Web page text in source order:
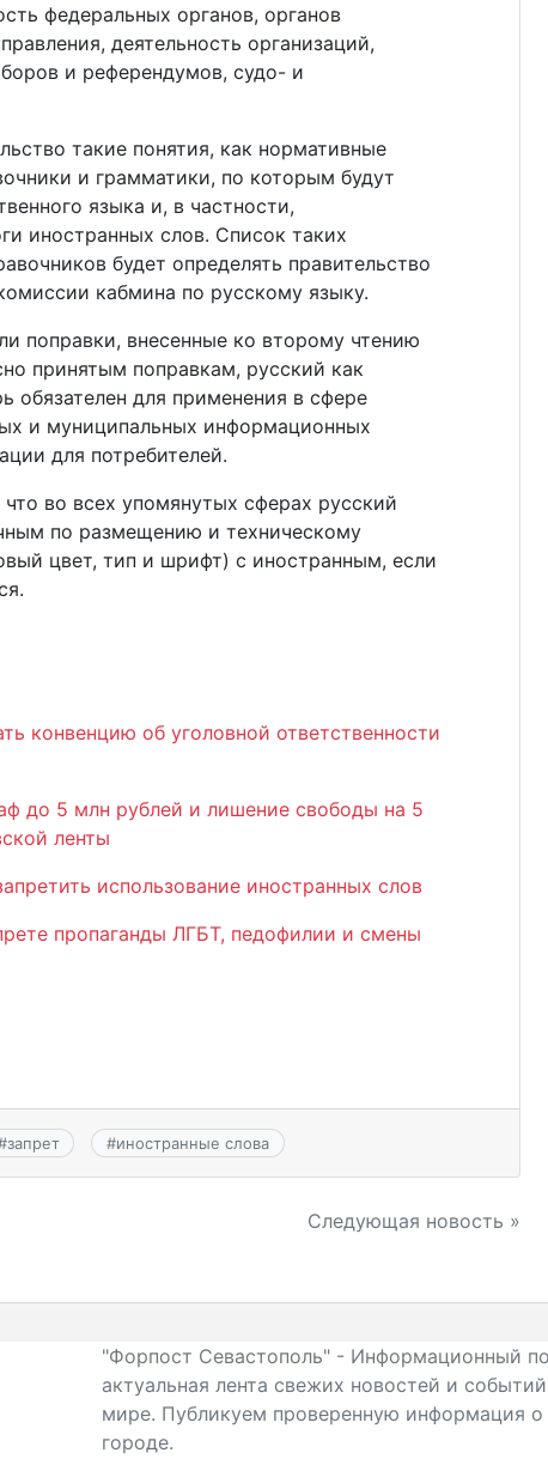
федеральных органов, органов
деятельность организаций,
и референдумов, судо- и
такие понятия, как нормативные
и грамматики, по которым будут
языка и, в частности,
иностранных слов. Список таких
будет определять правительство
кабмина по русскому языку.
поправки, внесенные ко второму чтению
принятым поправкам, русский как
обязателен для применения в сфере
и муниципальных информационных
для потребителей.
что во всех упомянутых сферах русский
по размещению и техническому
цвет, тип и шрифт) с иностранным, если
конвенцию об уголовной ответственности
до 5 млн рублей и лишение свободы на 5
ленты
использование иностранных слов
пропаганды ЛГБТ, педофилии и смены
запрет #иностранные слова
Следующая новость »
"Форпост Севастополь" - Информационный
актуальная лента свежих новостей и
мире. Публикуем проверенную информация
городе.